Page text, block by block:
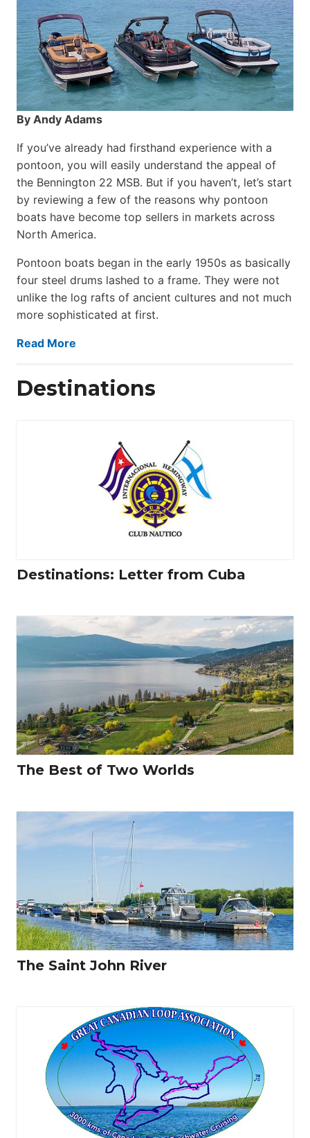
By Andy Adams
If you’ve already had firsthand experience with a
pontoon, you will easily understand the appeal of
the Bennington 22 MSB. But if you haven’t, let’s start
by reviewing a few of the reasons why pontoon
boats have become top sellers in markets across
North America.
Pontoon boats began in the early 1950s as basically
four steel drums lashed to a frame. They were not
unlike the log rafts of ancient cultures and not much
more sophisticated at first.
Read More
Destinations
Destinations: Letter from Cuba
The Best of Two Worlds
The Saint John River